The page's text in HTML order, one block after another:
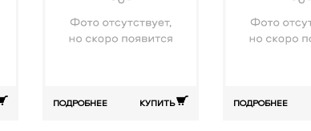
ПОДРОБНЕЕ КУПИТЬ ПОДРОБНЕЕ